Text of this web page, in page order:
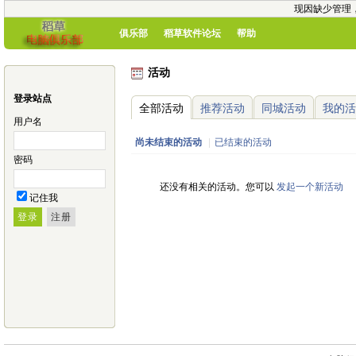
现因缺少管理
俱乐部 稻草软件论坛 帮助
登录站点
用户名
密码
记住我
活动
全部活动 推荐活动 同城活动 我的
尚未结束的活动 已结束的活动
还没有相关的活动。您可以 发起一个新活动